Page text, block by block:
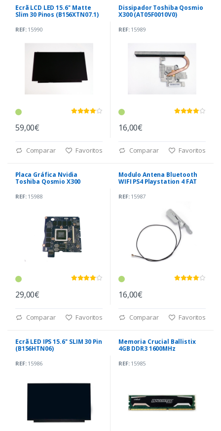
Ecrã LCD LED 15.6'' Matte
Slim 30 Pinos (B156XTN07.1)
REF:15990
59,00€
Comparar Favoritos
Dissipador Toshiba Qosmio
X300 (AT05F0010V0)
REF:15989
16,00€
Comparar Favoritos
Placa Gráfica Nvidia
Toshiba Qosmio X300
REF:15988
29,00€
Comparar Favoritos
Modulo Antena Bluetooth
WIFI PS4 Playstation 4 FAT
REF:15987
16,00€
Comparar Favoritos
Ecrã LED IPS 15.6'' SLIM 30 Pin
(B156HTN06)
REF:15986
Memoria Crucial Ballistix
4GB DDR3 1600MHz
REF:15985